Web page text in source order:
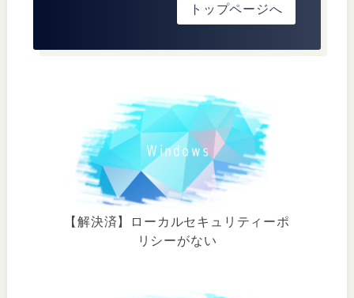
トップページへ
【解決済】ローカルセキュリティーポ
リシーがない